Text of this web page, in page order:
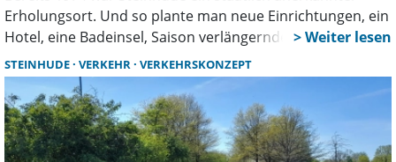
Erholungsort. Und so plante man neue Einrichtungen, ein
Hotel, eine Badeinsel, Saison verlängernde Angebote und
sehnte sich gleichzeitig nach einem Verkehrskonzept. Ein
Blick in die damalige Berichterstattung in der „Leine
Zeitung“ und die Gemeindeunterlagen gleicht in vielen
Bereichen einem Déja vu. Im sechsten Teil geht es um den
Steinhuder Gästepass.
STEINHUDE VERKEHR VERKEHRSKONZEPT